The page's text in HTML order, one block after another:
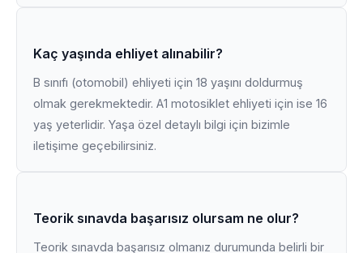
Kaç yaşında ehliyet alınabilir?
B sınıfı (otomobil) ehliyeti için 18 yaşını doldurmuş
olmak gerekmektedir. A1 motosiklet ehliyeti için ise 16
yaş yeterlidir. Yaşa özel detaylı bilgi için bizimle
iletişime geçebilirsiniz.
Teorik sınavda başarısız olursam ne olur?
Teorik sınavda başarısız olmanız durumunda belirli bir